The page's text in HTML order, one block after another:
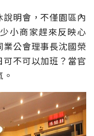
明會，不僅園區內
小商家趕來反映心
公會理事長沈國榮
不可以加班？當官